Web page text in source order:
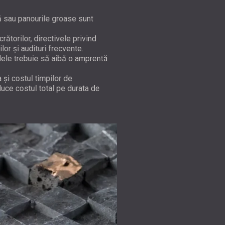
panourile groase sunt
directivele privind
și audituri frecvente.
trebuie să aibă o amprentă
și costul timpilor de
costul total pe durata de